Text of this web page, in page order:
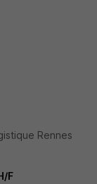
Rennes
F